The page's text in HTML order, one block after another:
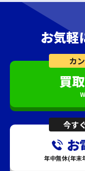
お気軽
カ
買
今す
お
年中無休(年末